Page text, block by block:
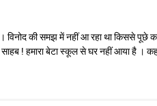
की समझ में नहीं आ रहा था किससे पूछे
! हमारा बेटा स्कूल से घर नहीं आया है